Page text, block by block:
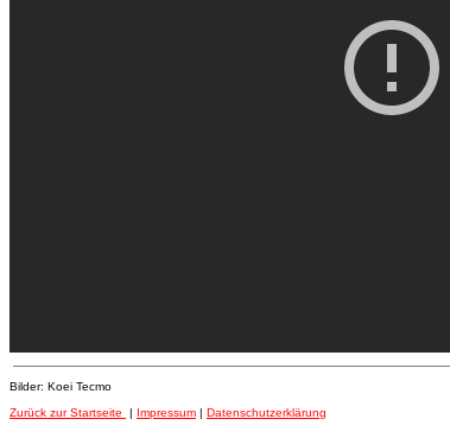
Bilder: Koei Tecmo
Zurück zur Startseite
| Impressum | Datenschutzerklärung